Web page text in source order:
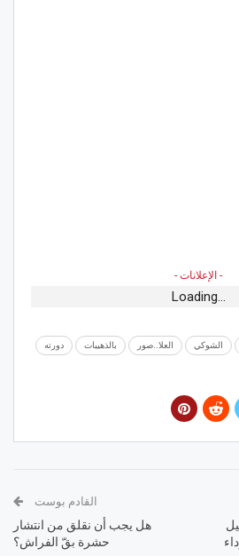
- الإعلانات -
Loading...
الشوكي العلا..صور بالذهيبات دورته
القادم بوست
هل يجب أن نقلق من انتشار
حشرة بقّ الفراش؟